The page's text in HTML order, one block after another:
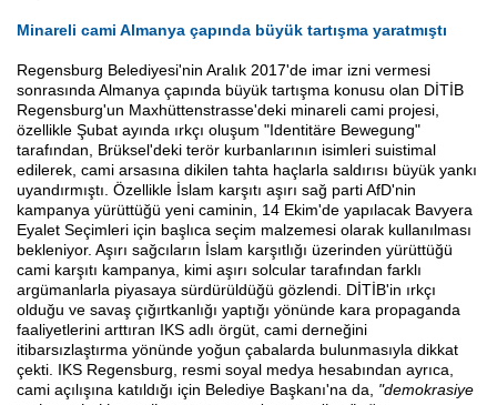
Minareli cami Almanya çapında büyük tartışma yaratmıştı
Regensburg Belediyesi'nin Aralık 2017'de imar izni vermesi
sonrasında Almanya çapında büyük tartışma konusu olan DİTİB
Regensburg'un Maxhüttenstrasse'deki minareli cami projesi,
özellikle Şubat ayında ırkçı oluşum "Identitäre Bewegung"
tarafından, Brüksel'deki terör kurbanlarının isimleri suistimal
edilerek, cami arsasına dikilen tahta haçlarla saldırısı büyük yankı
uyandırmıştı. Özellikle İslam karşıtı aşırı sağ parti AfD'nin
kampanya yürüttüğü yeni caminin, 14 Ekim'de yapılacak Bavyera
Eyalet Seçimleri için başlıca seçim malzemesi olarak kullanılması
bekleniyor. Aşırı sağcıların İslam karşıtlığı üzerinden yürüttüğü
cami karşıtı kampanya, kimi aşırı solcular tarafından farklı
argümanlarla piyasaya sürdürüldüğü gözlendi. DİTİB'in ırkçı
olduğu ve savaş çığırtkanlığı yaptığı yönünde kara propaganda
faaliyetlerini arttıran IKS adlı örgüt, cami derneğini
itibarsızlaştırma yönünde yoğun çabalarda bulunmasıyla dikkat
çekti. IKS Regensburg, resmi soyal medya hesabından ayrıca,
cami açılışına katıldığı için Belediye Başkanı'na da, "demokrasiye